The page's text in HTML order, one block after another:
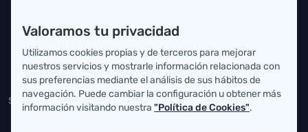
atencionusuario@cantabria.es
942208130 942395562
Servicio Cántabro de Salud
Valoramos tu privacidad
Utilizamos cookies propias y de terceros para mejorar
nuestros servicios y mostrarle información relacionada con
sus preferencias mediante el análisis de sus hábitos de
navegación. Puede cambiar la configuración u obtener más
información visitando nuestra "Política de Cookies".